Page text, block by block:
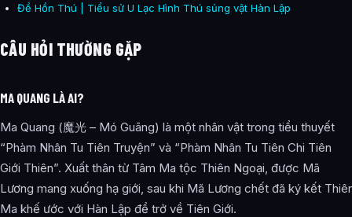
Đề Hồn Thú | Tiểu sử U Lạc Hình Thú sủng vật Hàn Lập
CÂU HỎI THƯỜNG GẶP
MA QUANG LÀ AI?
Ma Quang (魔光 – Mó Guāng) là một nhân vật trong tiểu thuyết
“Phàm Nhân Tu Tiên Truyện” và “Phàm Nhân Tu Tiên Chi Tiên
Giới Thiên”. Xuất thân từ Tâm Ma tộc Thiên Ngoại, được Mã
Lương mang xuống hạ giới, sau khi Mã Lương chết đã ký kết
Ma khế ước với Hàn Lập để trở về Tiên Giới.